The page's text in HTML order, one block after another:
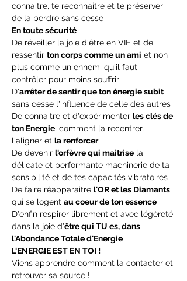
connaitre, te reconnaitre et te préserver
de la perdre sans cesse
En toute sécurité
De réveiller la joie d'être en VIE et de
ressentir ton corps comme un ami et non
plus comme un ennemi qu'il faut
contrôler pour moins souffrir
D'arrêter de sentir que ton énergie subit
sans cesse l'influence de celle des autres
De connaitre et d'expérimenter les clés de
ton Energie, comment la recentrer,
l'aligner et la renforcer
De devenir l'orfèvre qui maitrise la
délicate et performante machinerie de ta
sensibilité et de tes capacités vibratoires
De faire réapparaitre l'OR et les Diamants
qui se logent au coeur de ton essence
D'enfin respirer librement et avec légèreté
dans la joie d'être qui TU es, dans
l'Abondance Totale d'Energie
L'ENERGIE EST EN TOI !
Viens apprendre comment la contacter et
retrouver sa source !